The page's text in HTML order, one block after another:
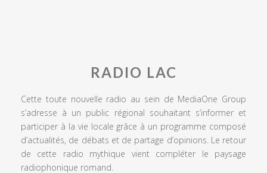
RADIO LAC
Cette toute nouvelle radio au sein de MediaOne Group
s’adresse à un public régional souhaitant s’informer et
participer à la vie locale grâce à un programme composé
d’actualités, de débats et de partage d’opinions. Le retour
de cette radio mythique vient compléter le paysage
radiophonique romand.